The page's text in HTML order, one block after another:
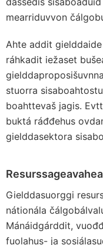
mearriduvvon
Ahte addit
ráhkadit iežaset
stuorra
boahttevaš jagis.
buktá ráđđehus
gielddasektora
Gielddasuorggi
nátionála
Mánáidgárddit,
fuolahus- ja